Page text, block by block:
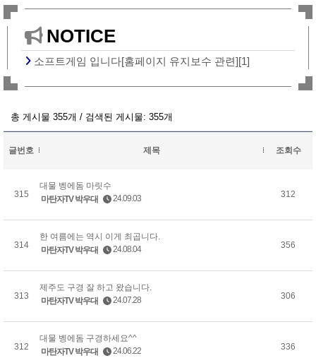
NOTICE
소프트게임 입니다[홈페이지 유지보수 관련][1]
총 게시물 355개 / 검색된 게시물: 355개
글번호 제목 조회수
315
대물 벵에돔 마릿수
마탄자TV 박우대
24.09.03 312
314
한 여름에는 역시 이게 최곱니다.
마탄자TV 박우대
24.08.04 356
313
제주도 구경 잘 하고 왔습니다.
마탄자TV 박우대
24.07.28 306
312
대물 벵에돔 구경하세요^^
마탄자TV 박우대
24.06.22 336